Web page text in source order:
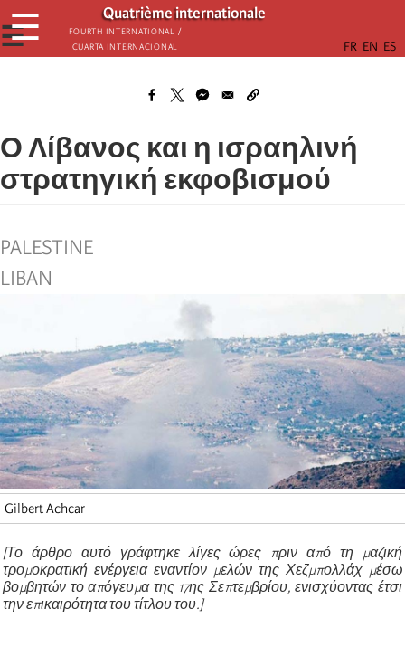
Παράκαμψη
προς
το
Quatrième internationale
Fourth International /
Cuarta Internacional
☰
☰
Ο Λίβανος και η ισραηλινή
στρατηγική εκφοβισμού
PALESTINE
LIBAN
Gilbert Achcar
[Το άρθρο αυτό γράφτηκε λίγες ώρες πριν από τη μαζική
τρομοκρατική ενέργεια εναντίον μελών της Χεζμπολλάχ μέσω
βομβητών το απόγευμα της 17ης Σεπτεμβρίου, ενισχύοντας έτσι
την επικαιρότητα του τίτλου του.]